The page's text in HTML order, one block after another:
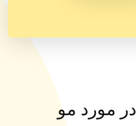
در مورد مو